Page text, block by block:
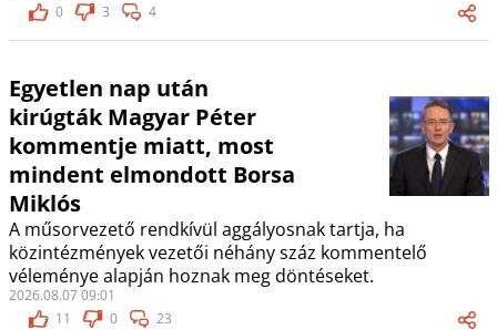
0
3 4
Egyetlen nap után
kirúgták Magyar Péter
kommentje miatt, most
mindent elmondott Borsa
Miklós
A műsorvezető rendkívül aggályosnak tartja, ha
közintézmények vezetői néhány száz kommentelő
véleménye alapján hoznak meg döntéseket.
2026.08.07 09:01
11
0 23